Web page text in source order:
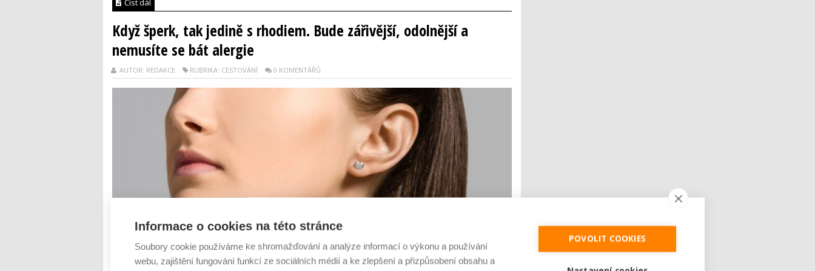
Číst dál
Když šperk, tak jedině s rhodiem. Bude zářivější, odolnější a
nemusíte se bát alergie
AUTOR: REDAKCE RUBRIKA: CESTOVÁNÍ 0 KOMENTÁŘŮ
Informace o cookies na této stránce
Soubory cookie používáme ke shromažďování a analýze informací o výkonu a používání
webu, zajištění fungování funkcí ze sociálních médií a ke zlepšení a přizpůsobení obsahu a
POVOLIT COOKIES